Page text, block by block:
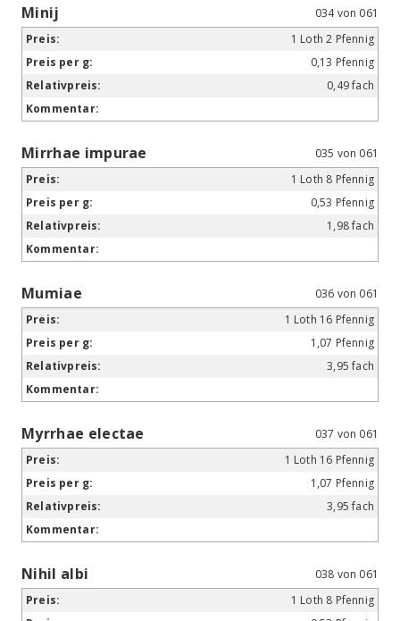
Minij
034 von 061
1 Loth 2 Pfennig
0,13 Pfennig
0,49 fach
Mirrhae impurae
035 von 061
1 Loth 8 Pfennig
0,53 Pfennig
1,98 fach
Mumiae
036 von 061
1 Loth 16 Pfennig
1,07 Pfennig
3,95 fach
Myrrhae electae
037 von 061
1 Loth 16 Pfennig
1,07 Pfennig
3,95 fach
Nihil albi
038 von 061
1 Loth 8 Pfennig